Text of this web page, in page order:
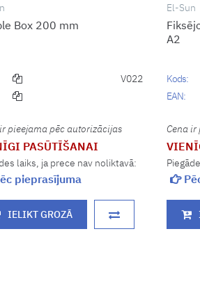
Box 200 mm
V022
pieejama pēc autorizācijas
PASŪTĪŠANAI
laiks, ja prece nav noliktavā:
pieprasījuma
IELIKT GROZĀ
El-Sun
A2
Kods:
EAN:
Cena ir